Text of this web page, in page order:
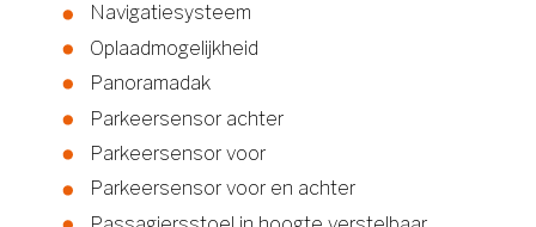
Navigatiesysteem
Oplaadmogelijkheid
Panoramadak
Parkeersensor achter
Parkeersensor voor
Parkeersensor voor en achter